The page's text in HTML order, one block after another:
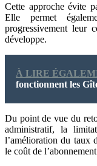
Cette approche évite
Elle permet
progressivement leur
développe.
À LIRE
fonctionnent les
Du point de vue du
administratif, la
l’amélioration du taux
le coût de